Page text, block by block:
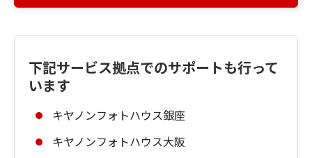
下記サービス拠点でのサポートも行って
います
キヤノンフォトハウス銀座
キヤノンフォトハウス大阪